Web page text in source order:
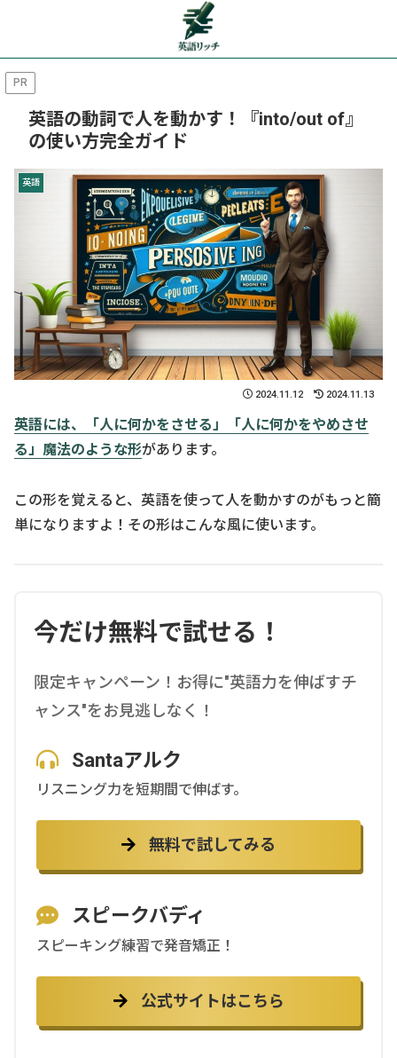
PR
英語の動詞で人を動かす！『into/out of』
の使い方完全ガイド
英語
2024.11.12 2024.11.13
英語には、「人に何かをさせる」「人に何かをやめさせ
る」魔法のような形があります。
この形を覚えると、英語を使って人を動かすのがもっと簡
単になりますよ！その形はこんな風に使います。
今だけ無料で試せる！
限定キャンペーン！お得に"英語力を伸ばすチ
ャンス"をお見逃しなく！
Santaアルク
リスニング力を短期間で伸ばす。
無料で試してみる
スピークバディ
スピーキング練習で発音矯正！
公式サイトはこちら